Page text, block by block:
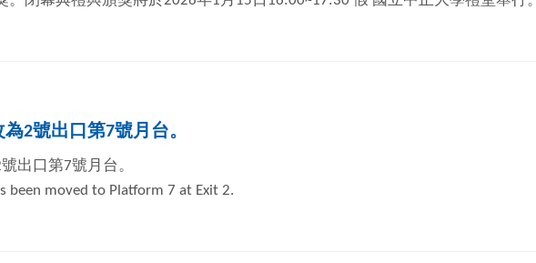
2號出口第7號月台。
出口第7號月台。
been moved to Platform 7 at Exit 2.